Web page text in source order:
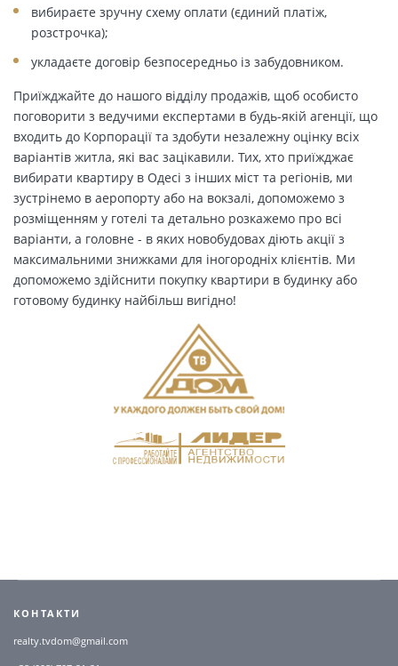
вибираєте зручну схему оплати (єдиний платіж,
розстрочка);
укладаєте договір безпосередньо із забудовником.
Приїжджайте до нашого відділу продажів, щоб особисто
поговорити з ведучими експертами в будь-якій агенції, що
входить до Корпорації та здобути незалежну оцінку всіх
варіантів житла, які вас зацікавили. Тих, хто приїжджає
вибирати квартиру в Одесі з інших міст та регіонів, ми
зустрінемо в аеропорту або на вокзалі, допоможемо з
розміщенням у готелі та детально розкажемо про всі
варіанти, а головне - в яких новобудовах діють акції з
максимальними знижками для іногородніх клієнтів. Ми
допоможемо здійснити покупку квартири в будинку або
готовому будинку найбільш вигідно!
КОНТАКТИ
realty.tvdom@gmail.com